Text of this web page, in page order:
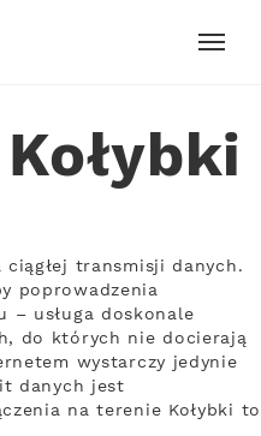
transmisji danych.
poprowadzenia
usługa doskonale
do których nie docierają
wystarczy jedynie
danych jest
na terenie Kołybki to